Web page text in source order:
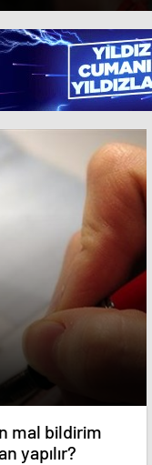
Şengün'e övgülerde
mal bildirim
yapılır?